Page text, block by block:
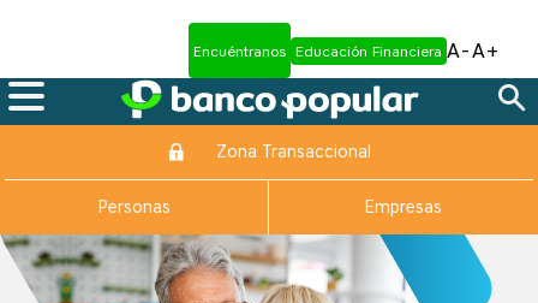
Encuéntranos Educación Financiera A-A+
Zona Transaccional
Personas Empresas